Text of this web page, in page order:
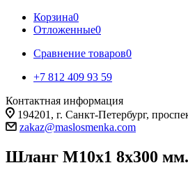
Корзина0
Отложенные0
Сравнение товаров0
+7 812 409 93 59
Контактная информация
194201, г. Санкт-Петербург,
zakaz@maslosmenka.com
Шланг М10х1 8х300 мм.